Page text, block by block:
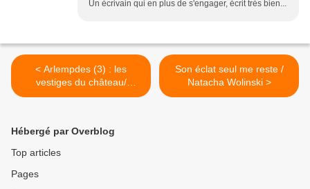
Un écrivain qui en plus de s'engager, écrit très bien...
< Arlempdes (3) : les
vestiges du château/
Balade en Haute-Loire
Son éclat seul me reste /
Natacha Wolinski >
Hébergé par Overblog
Top articles
Pages